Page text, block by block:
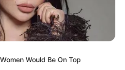
Would Be On Top